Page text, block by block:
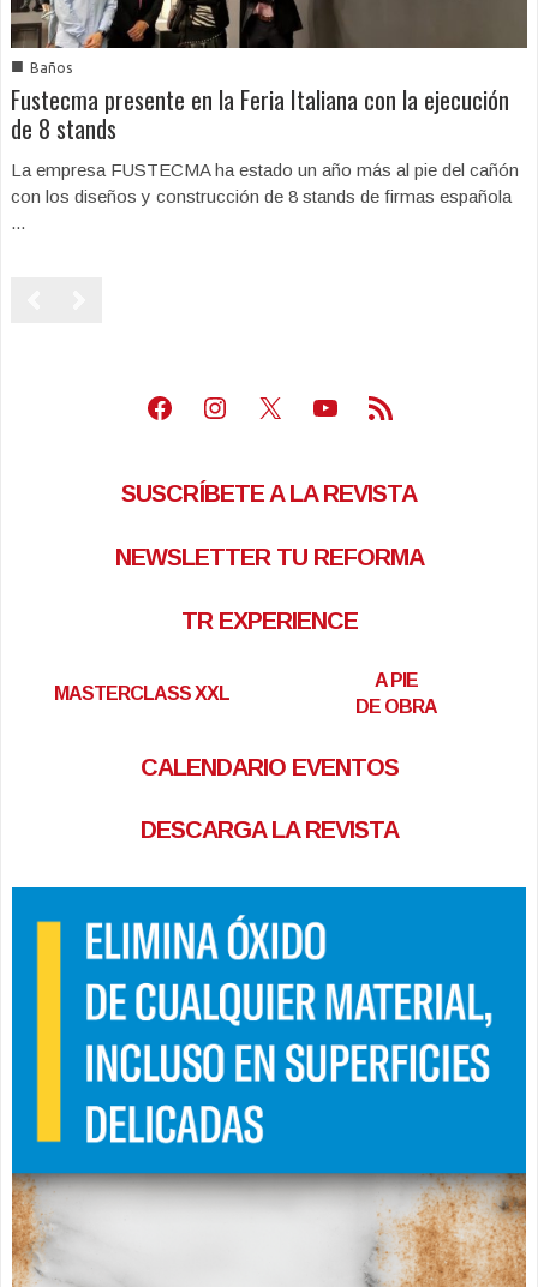
■ Baños
Fustecma presente en la Feria Italiana con la ejecución
de 8 stands
La empresa FUSTECMA ha estado un año más al pie del cañón
con los diseños y construcción de 8 stands de firmas española
...
Facebook
Instagram
X Youtube
Feed RSS
SUSCRÍBETE A LA REVISTA
NEWSLETTER TU REFORMA
TR EXPERIENCE
MASTERCLASS XXL
A PIE
DE OBRA
CALENDARIO EVENTOS
DESCARGA LA REVISTA